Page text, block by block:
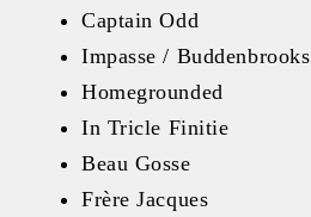
Captain Odd
Impasse / Buddenbrooks
Homegrounded
In Tricle Finitie
Beau Gosse
Frère Jacques